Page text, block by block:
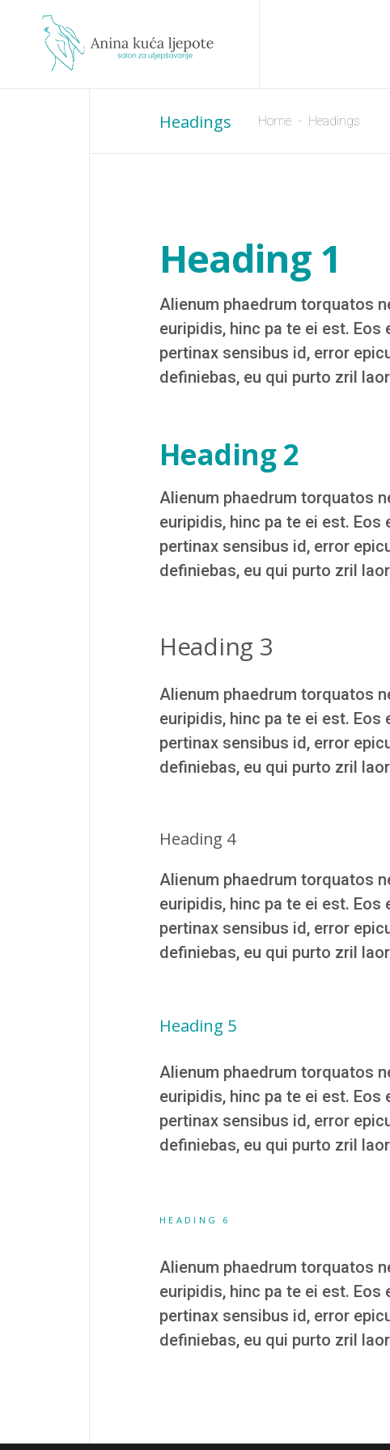
Headings Home - Headings
Heading 1
Alienum phaedrum torquatos
euripidis, hinc pa te ei est.
pertinax sensibus id, error
definiebas, eu qui purto zril
Heading 2
Alienum phaedrum torquatos
euripidis, hinc pa te ei est.
pertinax sensibus id, error
definiebas, eu qui purto zril
Heading 3
Alienum phaedrum torquatos
euripidis, hinc pa te ei est.
pertinax sensibus id, error
definiebas, eu qui purto zril
Heading 4
Alienum phaedrum torquatos
euripidis, hinc pa te ei est.
pertinax sensibus id, error
definiebas, eu qui purto zril
Heading 5
Alienum phaedrum torquatos
euripidis, hinc pa te ei est.
pertinax sensibus id, error
definiebas, eu qui purto zril
HEADING 6
Alienum phaedrum torquatos
euripidis, hinc pa te ei est.
pertinax sensibus id, error
definiebas, eu qui purto zril